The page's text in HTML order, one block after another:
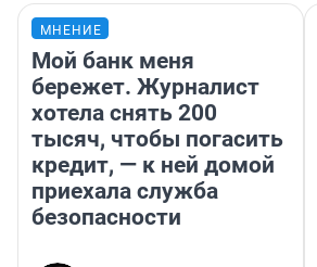
МНЕНИЕ
Мой банк меня
бережет. Журналист
хотела снять 200
тысяч, чтобы погасить
кредит, — к ней домой
приехала служба
безопасности